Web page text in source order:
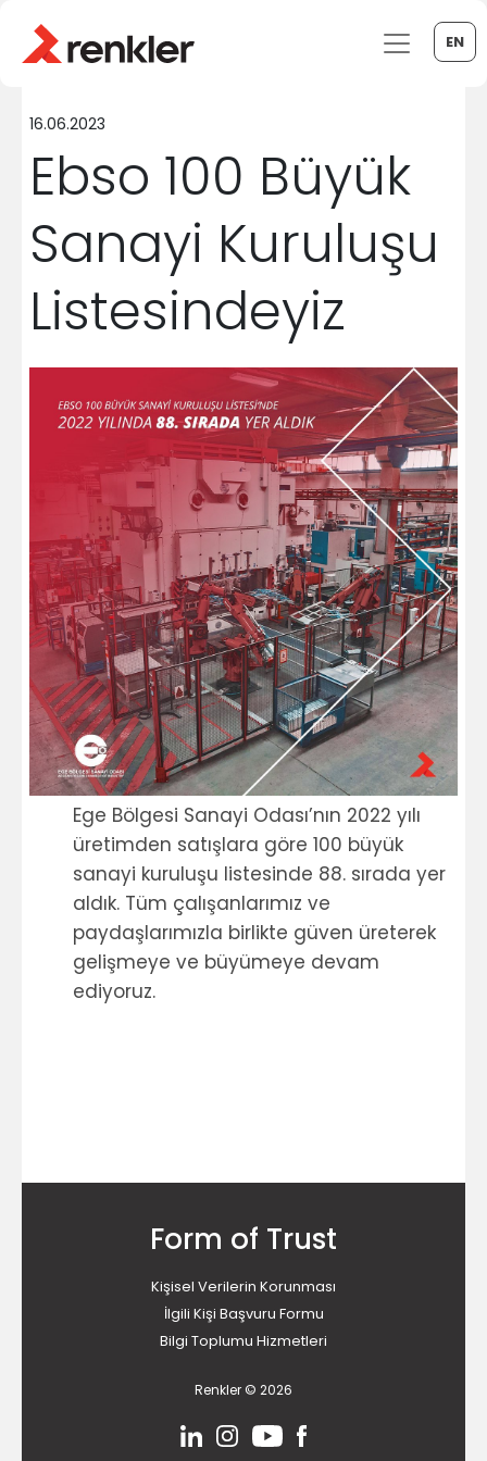
EN
16.06.2023
Ebso 100 Büyük
Sanayi Kuruluşu
Listesindeyiz
Ege Bölgesi Sanayi Odası’nın 2022 yılı
üretimden satışlara göre 100 büyük
sanayi kuruluşu listesinde 88. sırada yer
aldık. Tüm çalışanlarımız ve
paydaşlarımızla birlikte güven üreterek
gelişmeye ve büyümeye devam
ediyoruz.
Form of Trust
Kişisel Verilerin Korunması
İlgili Kişi Başvuru Formu
Bilgi Toplumu Hizmetleri
Renkler © 2026